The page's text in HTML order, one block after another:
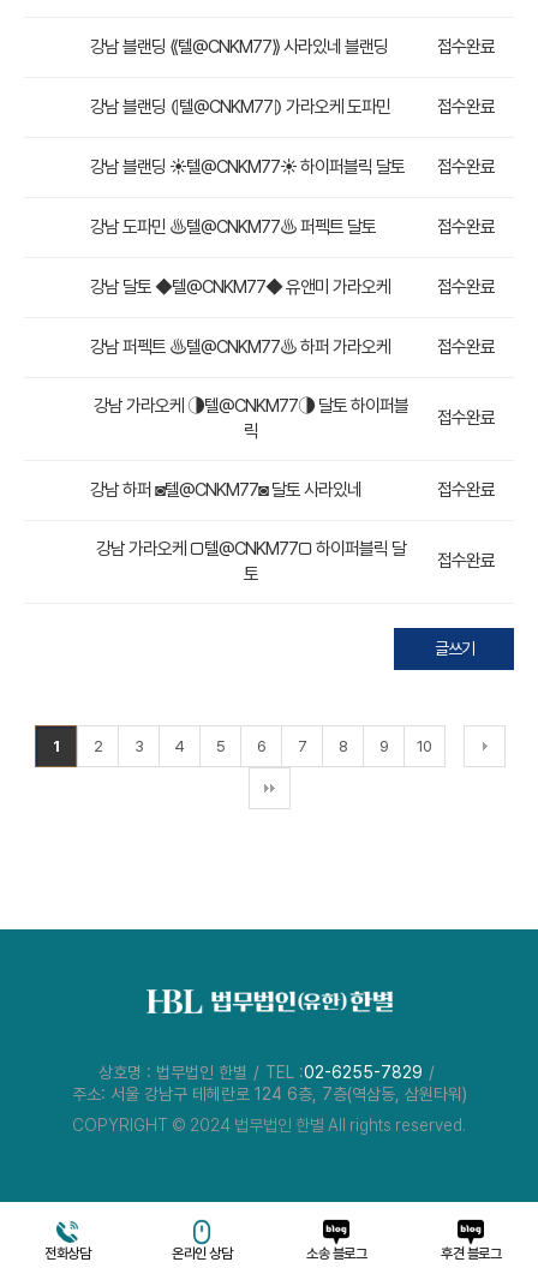
전화상담 온라인 상담 소송 블로그 후견 블로그
강남 블랜딩 ⟪텔@CNKM77⟫ 사라있네 블랜딩 접수완료
강남 블랜딩 ⦇텔@CNKM77⦈ 가라오케 도파민 접수완료
강남 블랜딩 ☀텔@CNKM77☀ 하이퍼블릭 달토 접수완료
강남 도파민 ♨텔@CNKM77♨ 퍼펙트 달토 접수완료
강남 달토 ◆텔@CNKM77◆ 유앤미 가라오케 접수완료
강남 퍼펙트 ♨텔@CNKM77♨ 하퍼 가라오케 접수완료
강남 가라오케 ◑텔@CNKM77◑ 달토 하이퍼블
릭
접수완료
강남 하퍼 ◙텔@CNKM77◙ 달토 사라있네 접수완료
강남 가라오케 □텔@CNKM77□ 하이퍼블릭 달
토
접수완료
글쓰기
1 2 3 4 5 6 7 8 9 10
상호명 : 법무법인 한별 TEL :02-6255-7829
주소: 서울 강남구 테헤란로 124 6층, 7층(역삼동, 삼원타워)
COPYRIGHT © 2024 법무법인 한별 All rights reserved.